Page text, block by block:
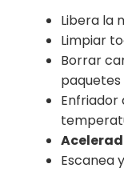
Libera la
Limpiar
Borrar
paquetes
Enfriador
Escanea